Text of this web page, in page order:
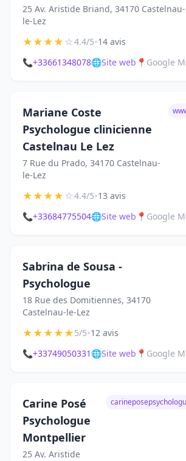
25 Av. Aristide Briand, 34170 Castelnau-
le-Lez
★★★★☆4.4/5•14 avis
📞+33661348078🌐Site web 📍 Google
Mariane Coste
Psychologue clinicienne
Castelnau Le Lez
7 Rue du Prado, 34170 Castelnau-
le-Lez
★★★★☆4.4/5•13 avis
📞+33684775504🌐Site web 📍 Google
Sabrina de Sousa -
Psychologue
18 Rue des Domitiennes, 34170
Castelnau-le-Lez
★★★★★5/5•12 avis
📞+33749050331 🌐Site web 📍 Google
Carine Posé
Psychologue
Montpellier
25 Av. Aristide